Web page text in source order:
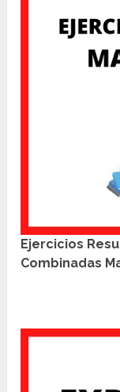
Ejercicios
Combinadas